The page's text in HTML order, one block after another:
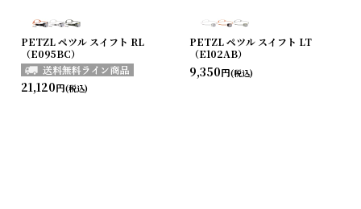
PETZL ペツル スイフト RL
（E095BC）
21,120円(税込)
PETZL ペツル スイフト LT
（E102AB）
9,350円(税込)